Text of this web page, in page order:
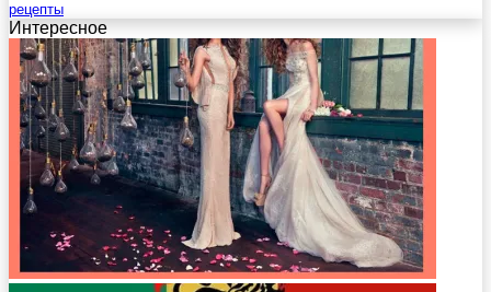
рецепты
Интересное